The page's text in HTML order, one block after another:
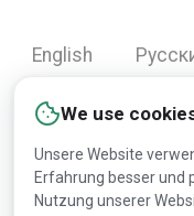
We use
Unsere Website
Erfahrung besser und
Nutzung unserer
English
العربية